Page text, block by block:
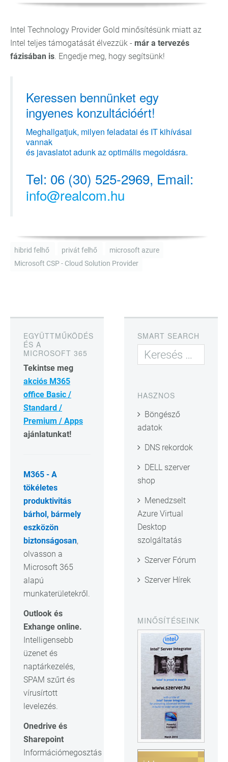
Intel Technology Provider Gold minősítésünk miatt az
Intel teljes támogatását élvezzük - már a tervezés
fázisában is. Engedje meg, hogy segítsünk!
Keressen bennünket egy
ingyenes konzultációért!
Meghallgatjuk, milyen feladatai és IT kihívásai
vannak
és javaslatot adunk az optimális megoldásra.
Tel: 06 (30) 525-2969, Email:
info@realcom.hu
hibrid felhő privát felhő
microsoft azure
Microsoft CSP - Cloud Solution Provider
EGYÜTTMŰKÖDÉS
ÉS A
MICROSOFT 365
Tekintse meg
akciós M365
office Basic /
Standard /
Premium / Apps
ajánlatunkat!
M365 - A
tökéletes
produktivitás
bárhol, bármely
eszközön
biztonságosan,
olvasson a
Microsoft 365
alapú
munkaterületekről.
Outlook és
Exhange online.
Intelligensebb
üzenet és
naptárkezelés,
SPAM szűrt és
vírusírtott
levelezés.
Onedrive és
Sharepoint
Információmegosztás
SMART SEARCH
HASZNOS
Böngésző
adatok
DNS rekordok
DELL szerver
shop
Menedzselt
Azure Virtual
Desktop
szolgáltatás
Szerver Fórum
Szerver Hírek
MINŐSÍTÉSEINK